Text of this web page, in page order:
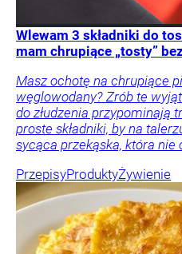
Wlewam 3 składniki do
mam chrupiące „tosty”
Masz ochotę na chrupiące
węglowodany? Zrób te
do złudzenia przypominają
proste składniki, by na
sycąca przekąska, która nie
PrzepisyProduktyŻywienie